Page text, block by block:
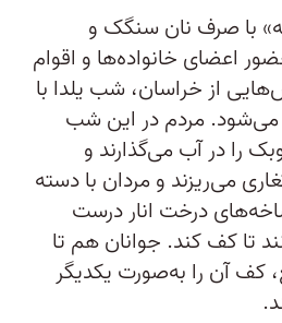
با صرف نان سنگک و
اعضای خانواده‌ها و اقوام
از خراسان، شب یلدا با
می‌شود. مردم در این شب
را در آب می‌گذارند و
می‌ریزند و مردان با دسته
درخت انار درست
تا کف کند. جوانان هم تا
کف آن را به‌صورت یکدیگر